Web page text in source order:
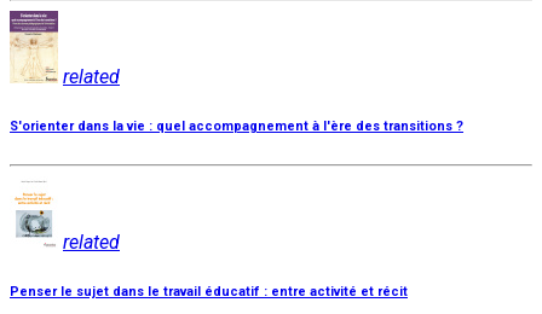
related
S'orienter dans la vie : quel accompagnement à l'ère des transitions ?
related
Penser le sujet dans le travail éducatif : entre activité et récit